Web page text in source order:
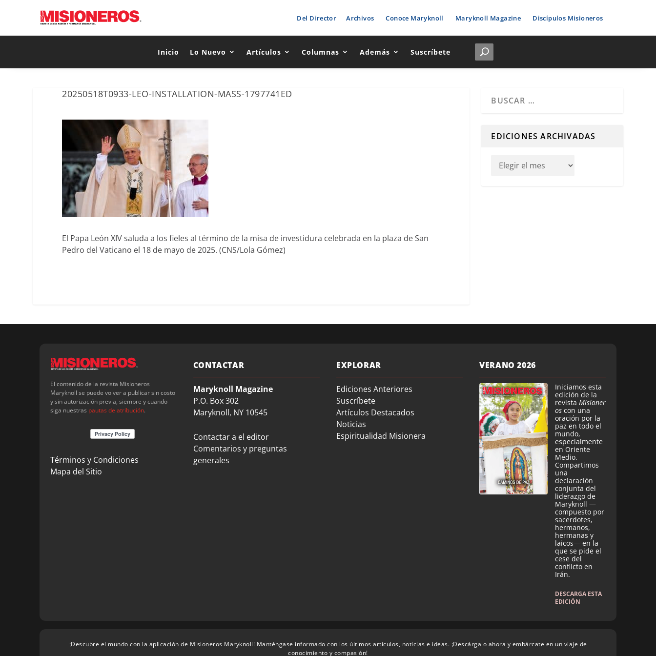
Del Director Archivos Conoce Maryknoll Maryknoll Magazine Discípulos Misioneros
Inicio Lo Nuevo Artículos Columnas Además Suscríbete
20250518T0933-LEO-INSTALLATION-MASS-1797741ED
El Papa León XIV saluda a los fieles al término de la misa de investidura celebrada en la plaza de San
Pedro del Vaticano el 18 de mayo de 2025. (CNS/Lola Gómez)
EDICIONES ARCHIVADAS
El contenido de la revista Misioneros
Maryknoll se puede volver a publicar sin costo
y sin autorización previa, siempre y cuando
siga nuestras pautas de atribución.
Términos y Condiciones
Mapa del Sitio
CONTACTAR
Maryknoll Magazine
P.O. Box 302
Maryknoll, NY 10545
Contactar a el editor
Comentarios y preguntas
generales
EXPLORAR
Ediciones Anteriores
Suscríbete
Artículos Destacados
Noticias
Espiritualidad Misionera
VERANO 2026
Iniciamos esta
edición de la
revista Misioner
os con una
oración por la
paz en todo el
mundo,
especialmente
en Oriente
Medio.
Compartimos
una
declaración
conjunta del
liderazgo de
Maryknoll —
compuesto por
sacerdotes,
hermanos,
hermanas y
laicos— en la
que se pide el
cese del
conflicto en
Irán.
DESCARGA ESTA
EDICIÓN
¡Descubre el mundo con la aplicación de Misioneros Maryknoll! Manténgase informado con los últimos artículos, noticias e ideas. ¡Descárgalo ahora y embárcate en un viaje de
conocimiento y compasión!